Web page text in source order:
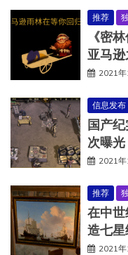
推荐
《密
亚马
2021
信息发布
国产
次曝光
2021
推荐
在中
造七
2021